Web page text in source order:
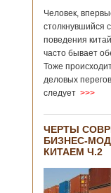
Человек,
столкнувшийся
поведения
часто бывает
Тоже
деловых
следует >>>
ЧЕРТЫ
БИЗНЕС-
КИТАЕМ Ч.2